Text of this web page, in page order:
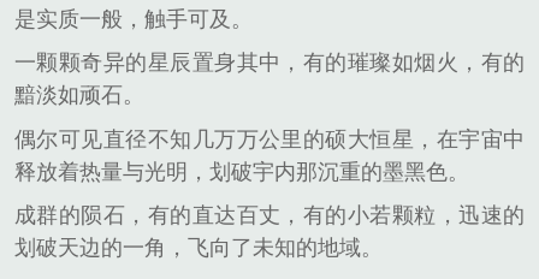
是实质一般，触手可及。
一颗颗奇异的星辰置身其中，有的璀璨如烟火，有的
黯淡如顽石。
偶尔可见直径不知几万万公里的硕大恒星，在宇宙中
释放着热量与光明，划破宇内那沉重的墨黑色。
成群的陨石，有的直达百丈，有的小若颗粒，迅速的
划破天边的一角，飞向了未知的地域。